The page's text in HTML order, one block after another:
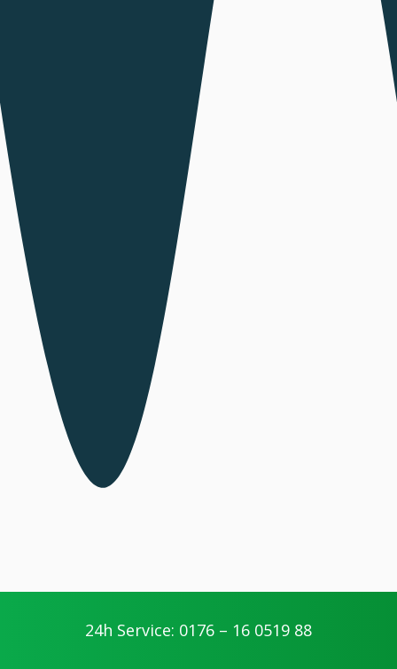
24h Service: 0176 – 16 0519 88